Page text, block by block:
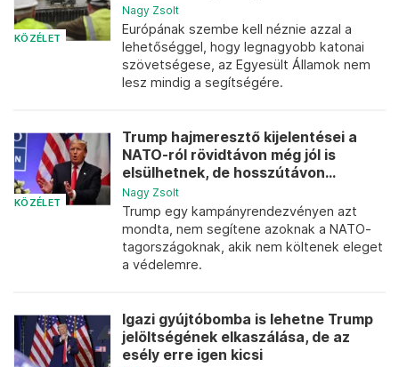
KÖZÉLET
Nagy Zsolt
Európának szembe kell néznie azzal a
lehetőséggel, hogy legnagyobb katonai
szövetségese, az Egyesült Államok nem
lesz mindig a segítségére.
KÖZÉLET
Trump hajmeresztő kijelentései a
NATO-ról rövidtávon még jól is
elsülhetnek, de hosszútávon...
Nagy Zsolt
Trump egy kampányrendezvényen azt
mondta, nem segítene azoknak a NATO-
tagországoknak, akik nem költenek eleget
a védelemre.
Igazi gyújtóbomba is lehetne Trump
jelöltségének elkaszálása, de az
esély erre igen kicsi